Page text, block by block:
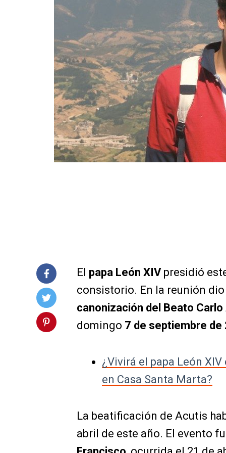
El papa León XIV presidió
consistorio. En la reunión
canonización del Beato
domingo 7 de septiembre de
¿Vivirá el papa León
en Casa Santa Marta?
La beatificación de Acutis
abril de este año. El evento